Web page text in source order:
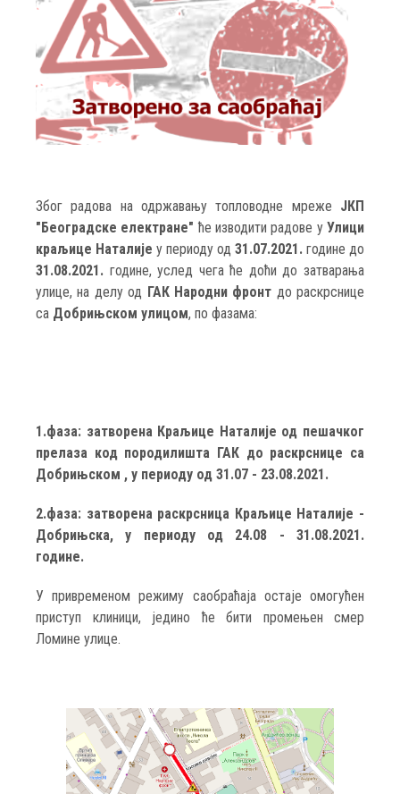
Због радова на одржавању топловодне мреже ЈКП
"Београдске електране" ће изводити радове уУлици
краљице Наталије у периоду од 31.07.2021. године до
31.08.2021. године, услед чега ће доћи до затварања
улице, на делу од ГАК Народни фронт до раскрснице
са Добрињском улицом, по фазама:
1.фаза: затворена Краљице Наталије од пешачког
прелаза код породилишта ГАК до раскрснице са
Добрињском , у периоду од 31.07 - 23.08.2021.
2.фаза: затворена раскрсница Краљице Наталије -
Добрињска, у периоду од 24.08 - 31.08.2021.
године.
У привременом режиму саобраћаја остаје омогућен
приступ клиници, једино ће бити промењен смер
Ломине улице.